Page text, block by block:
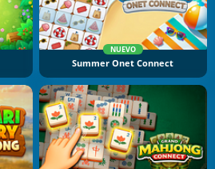
NUEVO
Summer Onet Connect